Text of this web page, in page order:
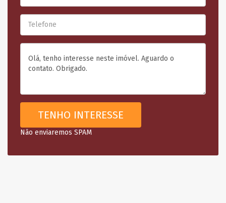
Não enviaremos SPAM